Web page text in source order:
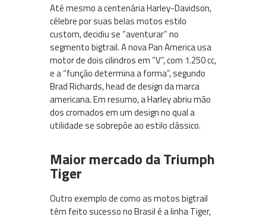
Até mesmo a centenária Harley-Davidson,
célebre por suas belas motos estilo
custom, decidiu se “aventurar” no
segmento bigtrail. A nova Pan America usa
motor de dois cilindros em “V”, com 1.250 cc,
e a “função determina a forma”, segundo
Brad Richards, head de design da marca
americana. Em resumo, a Harley abriu mão
dos cromados em um design no qual a
utilidade se sobrepõe ao estilo clássico.
Maior mercado da Triumph
Tiger
Outro exemplo de como as motos bigtrail
têm feito sucesso no Brasil é a linha Tiger,